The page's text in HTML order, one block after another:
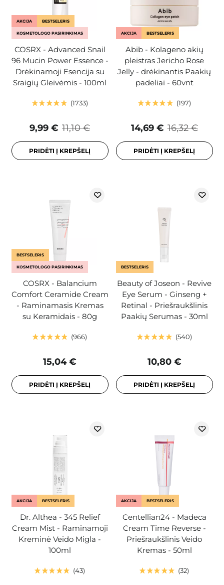
AKCIJA BESTSELERIS
KOSMETOLOGO PASIRINKIMAS
COSRX - Advanced Snail
96 Mucin Power Essence -
Drėkinamoji Esencija su
Sraigių Gleivėmis - 100ml
1733
11,10 €
9,99 €
PRIDĖTI Į KREPŠELĮ
AKCIJA BESTSELERIS
Abib - Kolageno akių
pleistras Jericho Rose
Jelly - drėkinantis Paakių
padeliai - 60vnt
197
16,32 €
14,69 €
PRIDĖTI Į KREPŠELĮ
BESTSELERIS
KOSMETOLOGO PASIRINKIMAS
COSRX - Balancium
Comfort Ceramide Cream
- Raminamasis Kremas
su Keramidais - 80g
966
15,04 €
PRIDĖTI Į KREPŠELĮ
BESTSELERIS
Beauty of Joseon - Revive
Eye Serum - Ginseng +
Retinal - Priešraukšlinis
Paakių Serumas - 30ml
540
10,80 €
PRIDĖTI Į KREPŠELĮ
AKCIJA BESTSELERIS
Dr. Althea - 345 Relief
Cream Mist - Raminamoji
Kreminė Veido Migla -
100ml
43
AKCIJA BESTSELERIS
Centellian24 - Madeca
Cream Time Reverse -
Priešraukšlinis Veido
Kremas - 50ml
32